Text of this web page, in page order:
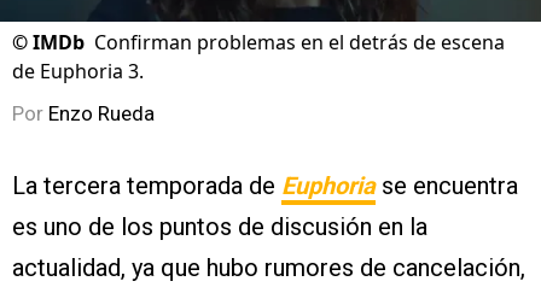
©IMDb Confirman problemas en el detrás de escena
de Euphoria 3.
Por Enzo Rueda
La tercera temporada de Euphoriase encuentra
es uno de los puntos de discusión en la
actualidad, ya que hubo rumores de cancelación,